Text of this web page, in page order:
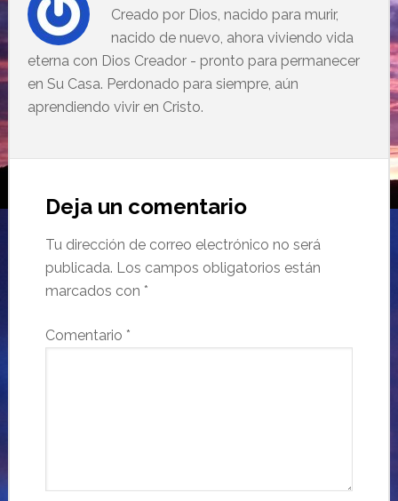
Creado por Dios, nacido para murir,
nacido de nuevo, ahora viviendo vida
eterna con Dios Creador - pronto para permanecer
en Su Casa. Perdonado para siempre, aún
aprendiendo vivir en Cristo.
Deja un comentario
Tu dirección de correo electrónico no será
publicada. Los campos obligatorios están
marcados con *
Comentario *